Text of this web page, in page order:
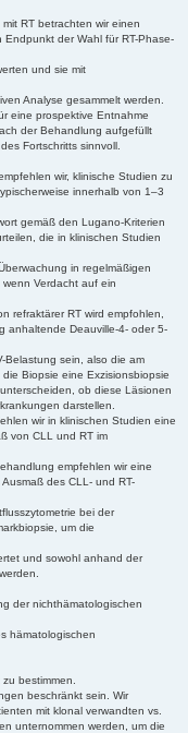
RT betrachten wir einen
der Wahl für RT-Phase-
und sie mit
Analyse gesammelt werden.
eine prospektive Entnahme
der Behandlung aufgefüllt
Fortschritts sinnvoll.
wir, klinische Studien zu
innerhalb von 1–3
gemäß den Lugano-Kriterien
die in klinischen Studien
in regelmäßigen
Verdacht auf ein
refraktärer RT wird empfohlen,
anhaltende Deauville-4- oder 5-
Belastung sein, also die am
Biopsie eine Exzisionsbiopsie
ob diese Läsionen
darstellen.
wir in klinischen Studien eine
von CLL und RT im
empfehlen wir eine
des CLL- und RT-
bei der
um die
und sowohl anhand der
der nichthämatologischen
hämatologischen
bestimmen.
beschränkt sein. Wir
mit klonal verwandten vs.
unternommen werden, um die